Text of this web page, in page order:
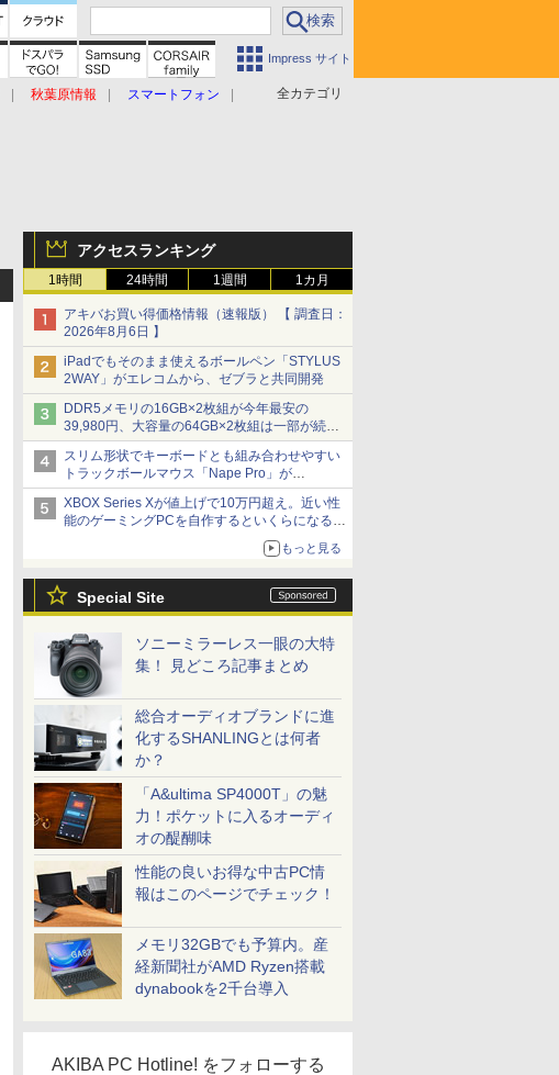
Impress サイト
全カテゴリ
秋葉原情報
スマートフォン
アクセスランキング
1時間 24時間 1週間 1カ月
アキバお買い得価格情報（速報版） 【 調査日：
2026年8月6日 】
iPadでもそのまま使えるボールペン「STYLUS
2WAY」がエレコムから、ゼブラと共同開発
DDR5メモリの16GB×2枚組が今年最安の
39,980円、大容量の64GB×2枚組は一部が続騰
[8月前半のメモリ価格]
スリム形状でキーボードとも組み合わせやすい
トラックボールマウス「Nape Pro」が
Keychronから
XBOX Series Xが値上げで10万円超え。近い性
能のゲーミングPCを自作するといくらになる？
【石田賀津男の『酒の肴にPCゲーム』】
もっと見る
Special Site
ソニーミラーレス一眼の大特
集！ 見どころ記事まとめ
総合オーディオブランドに進
化するSHANLINGとは何者
か？
「A&ultima SP4000T」の魅
力！ポケットに入るオーディ
オの醍醐味
性能の良いお得な中古PC情
報はこのページでチェック！
メモリ32GBでも予算内。産
経新聞社がAMD Ryzen搭載
dynabookを2千台導入
AKIBA PC Hotline! をフォローする